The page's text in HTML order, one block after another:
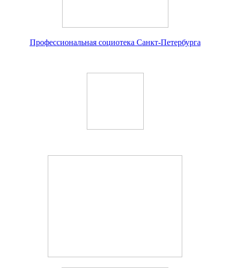
Профессиональная социотека Санкт-Петербурга